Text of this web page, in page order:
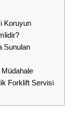
Koruyun
Sunulan
Müdahale
Forklift Servisi